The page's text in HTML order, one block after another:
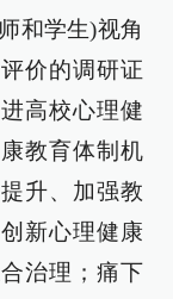
和学生)视角
价的调研证
高校心理健
教育体制机
升、加强教
新心理健康
治理；痛下